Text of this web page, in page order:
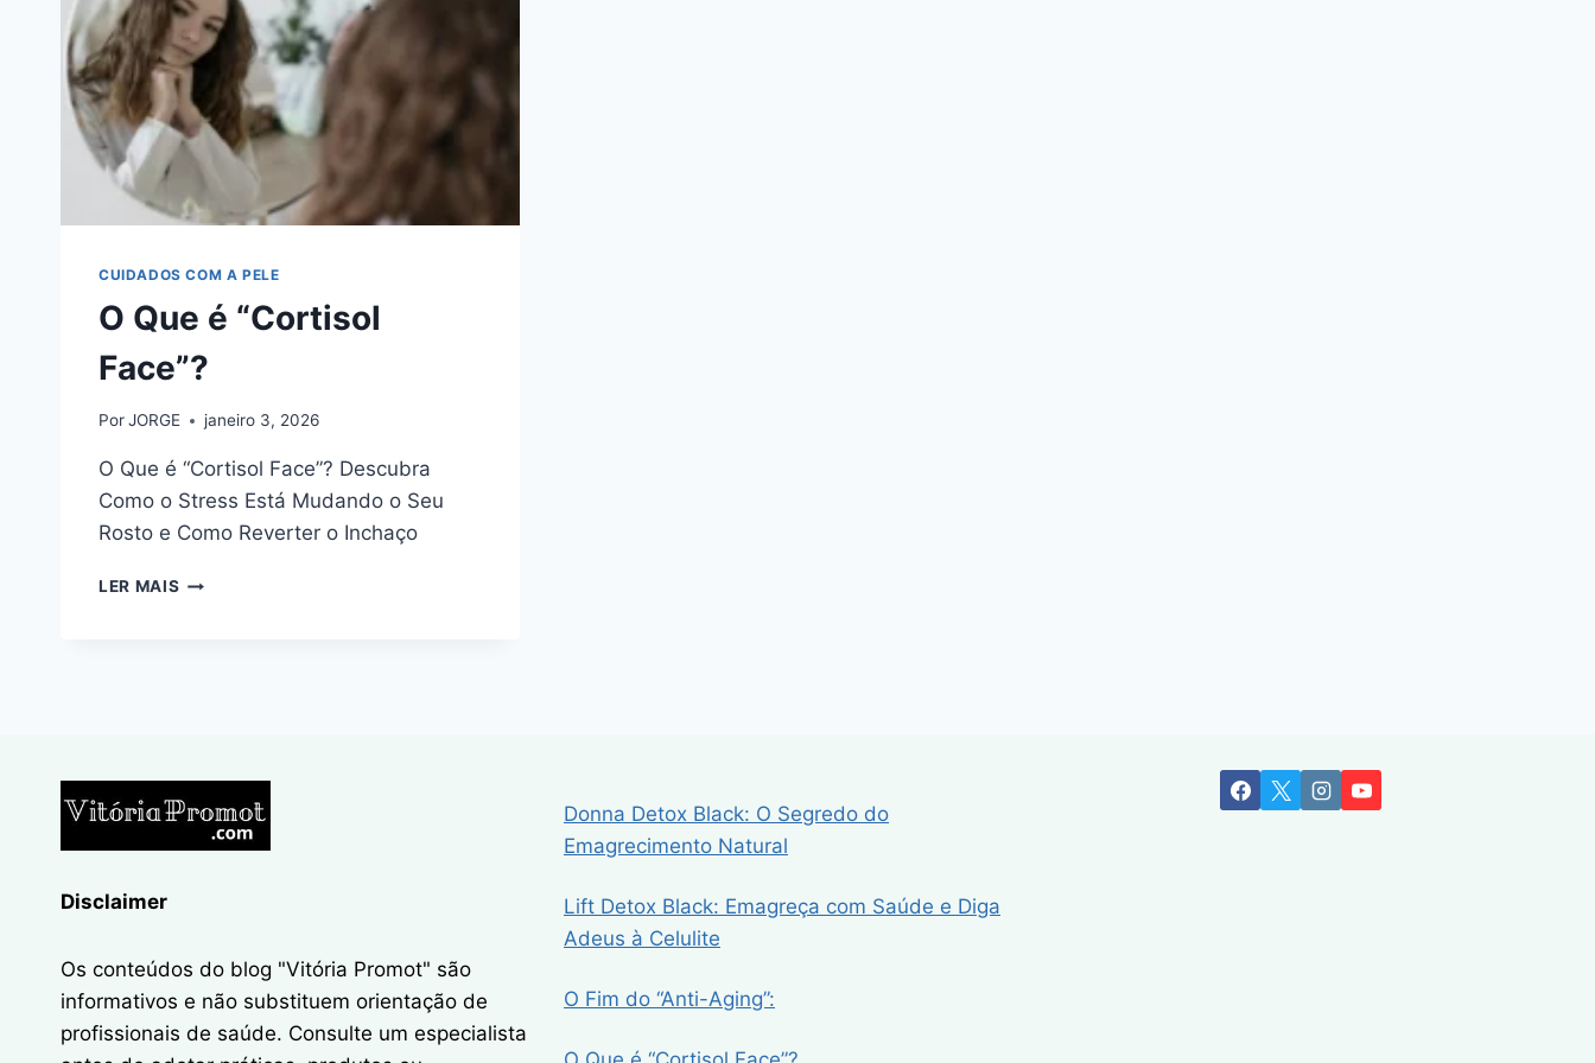
CUIDADOS COM A PELE
O Que é “Cortisol
Face”?
PorJORGE janeiro 3, 2026
O Que é “Cortisol Face”? Descubra
Como o Stress Está Mudando o Seu
Rosto e Como Reverter o Inchaço
LER MAIS O
Disclaimer
Os conteúdos do blog "Vitória Promot" são
informativos e não substituem orientação de
profissionais de saúde. Consulte um especialista
Donna Detox Black: O Segredo do
Emagrecimento Natural
Lift Detox Black: Emagreça com Saúde e Diga
Adeus à Celulite
O Fim do “Anti-Aging”: